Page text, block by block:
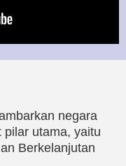
negara
utama, yaitu
Berkelanjutan